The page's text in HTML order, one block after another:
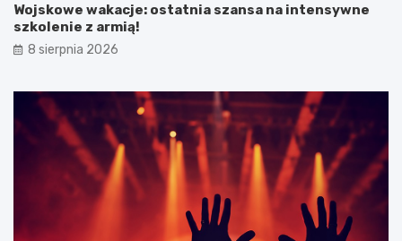
Wojskowe wakacje: ostatnia szansa na intensywne
szkolenie z armią!
8 sierpnia 2026